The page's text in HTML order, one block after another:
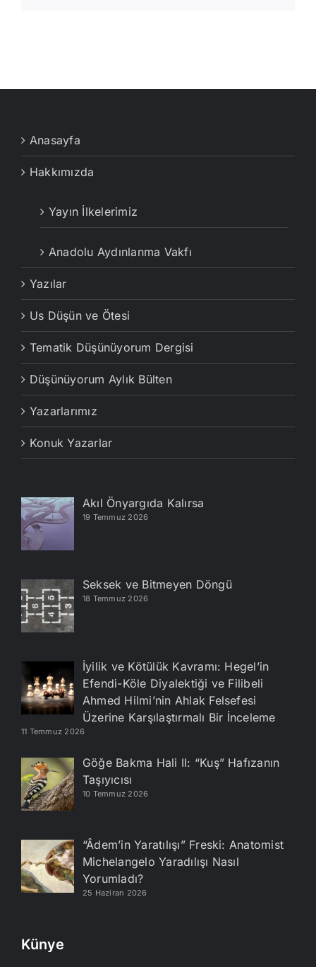
Anasayfa
Hakkımızda
Yayın İlkelerimiz
Anadolu Aydınlanma Vakfı
Yazılar
Us Düşün ve Ötesi
Tematik Düşünüyorum Dergisi
Düşünüyorum Aylık Bülten
Yazarlarımız
Konuk Yazarlar
Akıl Önyargıda Kalırsa
19 Temmuz 2026
Seksek ve Bitmeyen Döngü
18 Temmuz 2026
İyilik ve Kötülük Kavramı: Hegel’in
Efendi-Köle Diyalektiği ve Filibeli
Ahmed Hilmi’nin Ahlak Felsefesi
Üzerine Karşılaştırmalı Bir İnceleme
11 Temmuz 2026
Göğe Bakma Hali II: “Kuş” Hafızanın
Taşıyıcısı
10 Temmuz 2026
“Âdem’in Yaratılışı” Freski: Anatomist
Michelangelo Yaradılışı Nasıl
Yorumladı?
25 Haziran 2026
Künye